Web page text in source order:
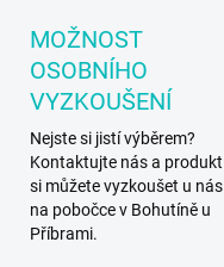
MOŽNOST
OSOBNÍHO
VYZKOUŠENÍ
Nejste si jistí výběrem?
Kontaktujte nás a produkt
si můžete vyzkoušet u nás
na pobočce v Bohutíně u
Příbrami.